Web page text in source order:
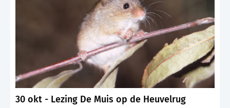
30 okt - Lezing De Muis op de Heuvelrug